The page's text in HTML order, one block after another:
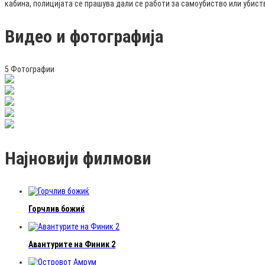
кабина, полицијата се прашува дали се работи за самоубиство или
Видео и фотографија
5 Фотографии
Најновији филмови
Горчлив божиќ
Авантурите на Финик 2